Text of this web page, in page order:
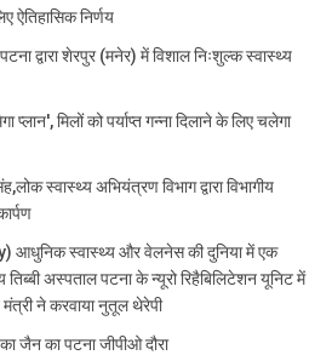
ऐतिहासिक निर्णय
द्वारा शेरपुर (मनेर) में विशाल निःशुल्क स्वास्थ्य
प्लान', मिलों को पर्याप्त गन्ना दिलाने के लिए चलेगा
स्वास्थ्य अभियंत्रण विभाग द्वारा विभागीय
स्वास्थ्य और वेलनेस की दुनिया में एक
अस्पताल पटना के न्यूरो रिहैबिलिटेशन यूनिट में
मंत्री ने करवाया नुतूल थेरेपी
जैन का पटना जीपीओ दौरा